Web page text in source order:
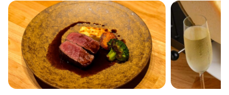
社会保険(厚生年金、雇用保険、健康保険)
まかない・食事補助あり 社会保険完備 制服貸与 髪型自由 ピアスOK
特徴
駅チカ(徒歩5分以内)
•社会保障完備
•室内禁煙
まかない・食事補助あり 制服貸与
研修制度あり
社内イベントあり(旅行、BBQ等)
髪型自由 ひげOK ピアスOK
特徴